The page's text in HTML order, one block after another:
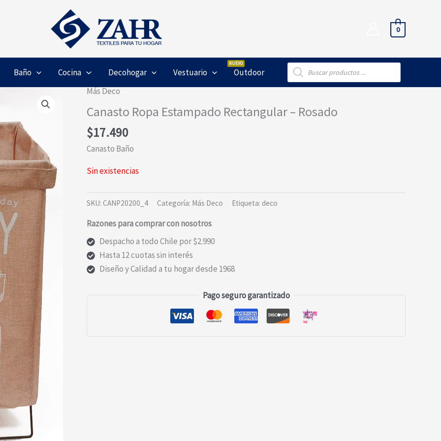
0
Baño Cocina Decohogar Vestuario Outdoor
Búsqueda
de
productos
Más Deco
Canasto Ropa Estampado Rectangular – Rosado
$17.490
Canasto Baño
Sin existencias
SKU: CANP20200_4 Categoría: Más Deco Etiqueta: deco
Razones para comprar con nosotros
Despacho a todo Chile por $2.990
Hasta 12 cuotas sin interés
Diseño y Calidad a tu hogar desde 1968
Pago seguro garantizado